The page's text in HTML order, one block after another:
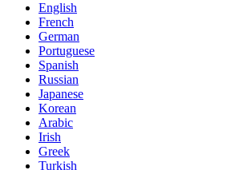
English
French
German
Portuguese
Spanish
Russian
Japanese
Korean
Arabic
Irish
Greek
Turkish